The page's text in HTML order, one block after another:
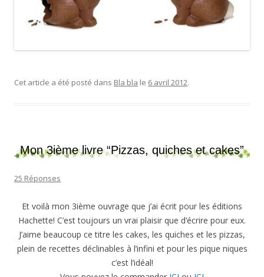
Cet article a été posté dans Bla bla le 6 avril 2012.
Mon 3ième livre “Pizzas, quiches et cakes”
25 Réponses
Et voilà mon 3ième ouvrage que j’ai écrit pour les éditions
Hachette! C’est toujours un vrai plaisir que d’écrire pour eux.
J’aime beaucoup ce titre les cakes, les quiches et les pizzas,
plein de recettes déclinables à l’infini et pour les pique niques
c’est l’idéal!